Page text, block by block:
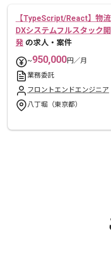
【TypeScript/React】物流
DXシステムフルスタック開
発 の求人・案件
~950,000円／月
業務委託
フロントエンドエンジニア
八丁堀（東京都）